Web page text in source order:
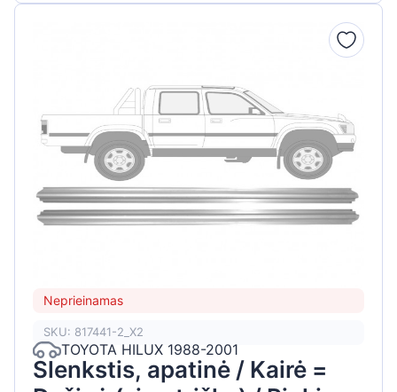
Neprieinamas
SKU: 817441-2_X2
TOYOTA HILUX 1988-2001
Slenkstis, apatinė / Kairė =